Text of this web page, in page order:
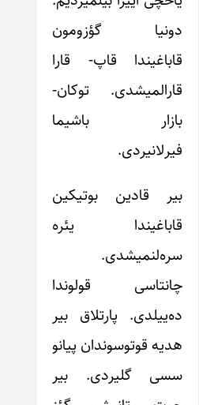
دونیا گؤزومون
قاباغیندا قاپ- قارا
قارالمیشدی. توکان‌-
بازار باشیما
فیرلانیردی.
بیر قادین بوتیکین
قاباغیندا یئره
سره‌لنمیشدی.
چانتاسی قولوندا
ده‌ییلدی. پارتلاق بیر
هدیه قوتوسوندان پیانو
سسی گلیردی. بیر